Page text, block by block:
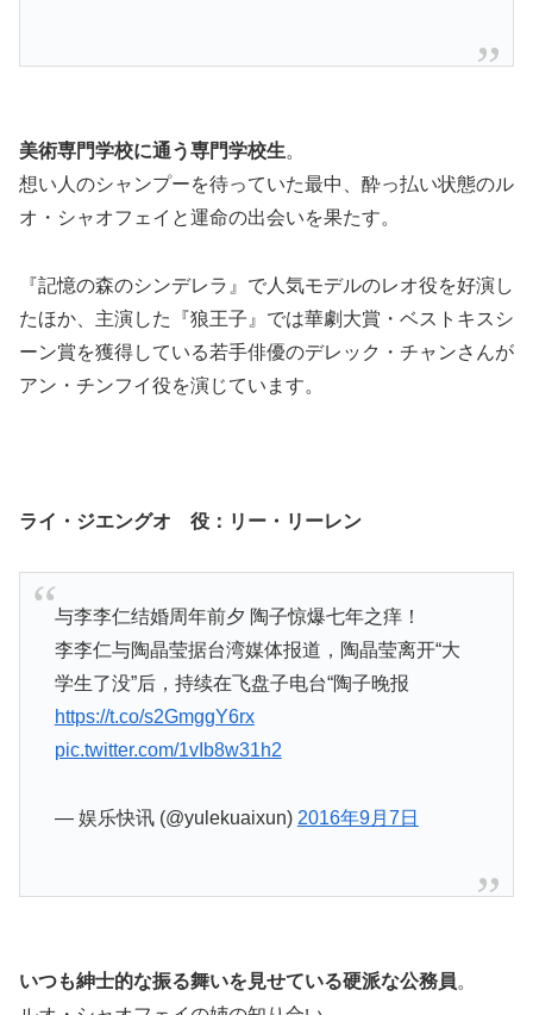
美術専門学校に通う専門学校生。
想い人のシャンプーを待っていた最中、酔っ払い状態のル
オ・シャオフェイと運命の出会いを果たす。
『記憶の森のシンデレラ』で人気モデルのレオ役を好演し
たほか、主演した『狼王子』では華劇大賞・ベストキスシ
ーン賞を獲得している若手俳優のデレック・チャンさんが
アン・チンフイ役を演じています。
ライ・ジエングオ 役：リー・リーレン
与李李仁结婚周年前夕 陶子惊爆七年之痒！
李李仁与陶晶莹据台湾媒体报道，陶晶莹离开“大
学生了没”后，持续在飞盘子电台“陶子晚报
https://t.co/s2GmggY6rx
pic.twitter.com/1vIb8w31h2
— 娱乐快讯 (@yulekuaixun) 2016年9月7日
いつも紳士的な振る舞いを見せている硬派な公務員。